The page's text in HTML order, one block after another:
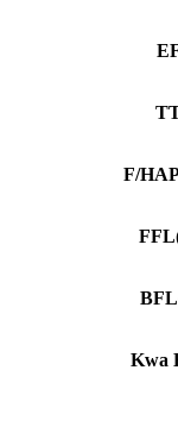
F/
FFL
BFL
Kwa